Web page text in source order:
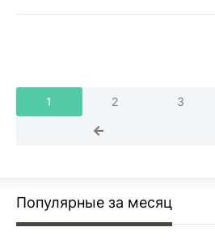
1 2 3
Популярные за месяц